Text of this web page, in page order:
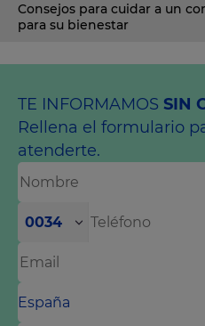
Consejos para cuidar a un
para su bienestar
TE INFORMAMOS SIN
Rellena el formulario
atenderte.
0034